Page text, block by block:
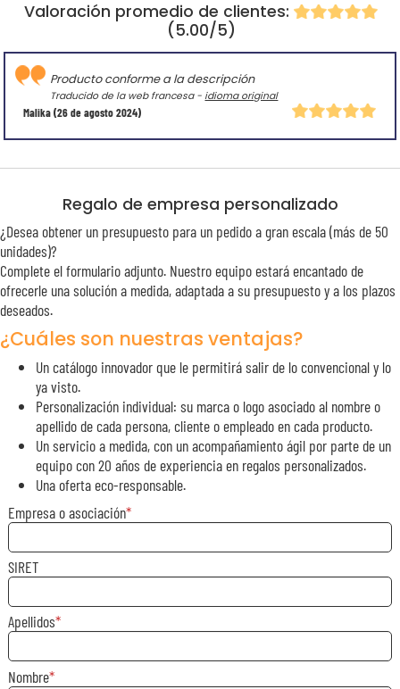
Valoración promedio de clientes:
(5.00/5)
Malika(26 de agosto 2024)
Producto conforme a la descripción
Traducido de la web francesa - idioma original
Regalo de empresa personalizado
¿Desea obtener un presupuesto para un pedido a gran escala (más de 50
unidades)?
Complete el formulario adjunto. Nuestro equipo estará encantado de
ofrecerle una solución a medida, adaptada a su presupuesto y a los plazos
deseados.
¿Cuáles son nuestras ventajas?
Un catálogo innovador que le permitirá salir de lo convencional y lo
ya visto.
Personalización individual: su marca o logo asociado al nombre o
apellido de cada persona, cliente o empleado en cada producto.
Un servicio a medida, con un acompañamiento ágil por parte de un
equipo con 20 años de experiencia en regalos personalizados.
Una oferta eco-responsable.
Empresa o asociación
SIRET
Apellidos
Nombre